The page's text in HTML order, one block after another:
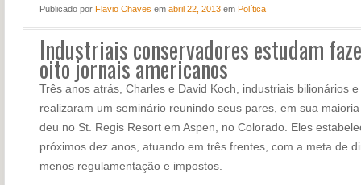
CONTATO
Publicado por Flavio Chaves em abril 22, 2013em Política
Industriais conservadores estudam
oito jornais americanos
Três anos atrás, Charles e David Koch, industriais bilionários
realizaram um seminário reunindo seus pares, em sua
deu no St. Regis Resort em Aspen, no Colorado. Eles
próximos dez anos, atuando em três frentes, com a meta de
menos regulamentação e impostos.